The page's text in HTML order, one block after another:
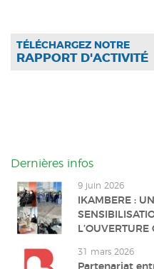
TÉLÉCHARGEZ NOTRE
RAPPORT D'ACTIVITÉ
Dernières infos
9 juin 2026
IKAMBERE :
31 mars 2026
Partenariat